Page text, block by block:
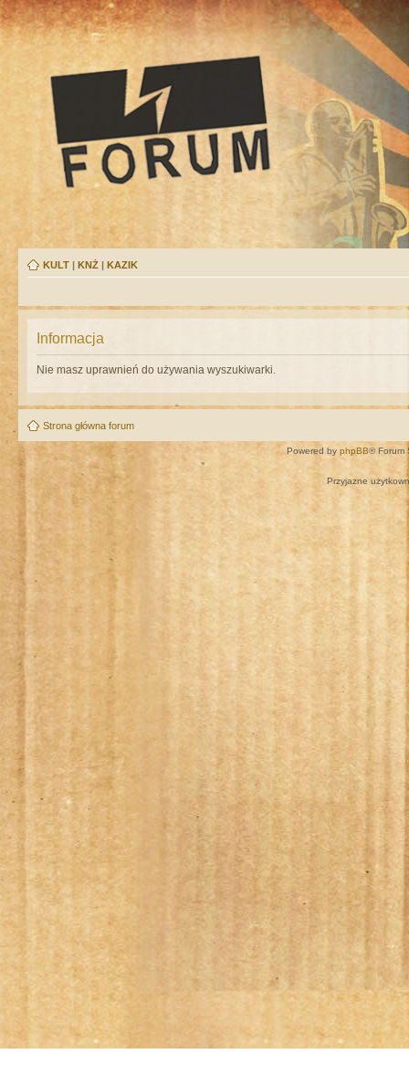
KULT | KNŻ | KAZIK
Informacja
Nie masz uprawnień do używania wyszukiwarki.
Strona główna forum
Powered by phpBB® Forum
Przyjazne